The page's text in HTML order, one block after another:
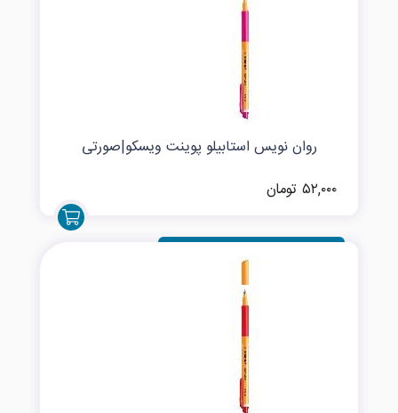
روان نویس استابیلو پوینت ویسکو|صورتی
۵۲,۰۰۰ تومان